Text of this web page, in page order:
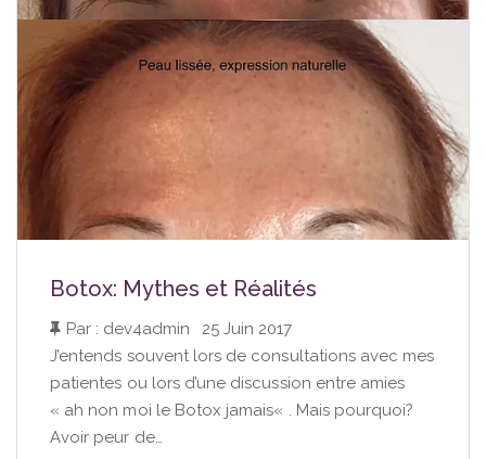
Botox: Mythes et Réalités
Par : dev4admin
25 Juin 2017
J’entends souvent lors de consultations avec mes
patientes ou lors d’une discussion entre amies
« ah non moi le Botox jamais« . Mais pourquoi?
Avoir peur de…